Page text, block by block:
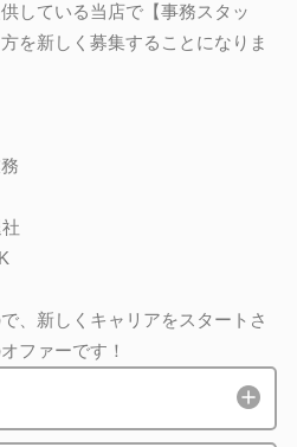
している当店で【事務スタッ
を新しく募集することになりま
、新しくキャリアをスタートさ
ファーです！